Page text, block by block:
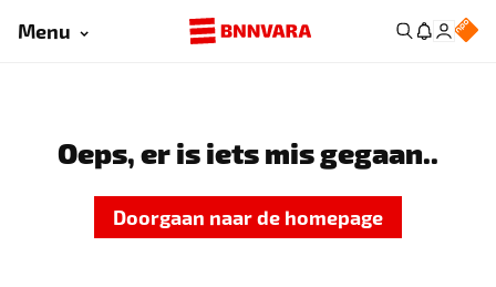
Menu
Oeps, er is iets mis gegaan..
Doorgaan naar de homepage